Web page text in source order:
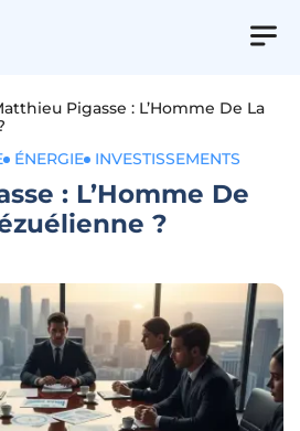
Pigasse : L’Homme De La
ÉNERGIE INVESTISSEMENTS
: L’Homme De
?